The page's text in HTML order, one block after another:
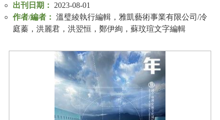
出刊日期：
2023-08-01
作者/編者： 溫璧綾執行編輯，雅凱藝術事業有限公司/冷
庭蓁，洪麗君，洪翌恒，鄭伊絢，蘇玟瑄文字編輯